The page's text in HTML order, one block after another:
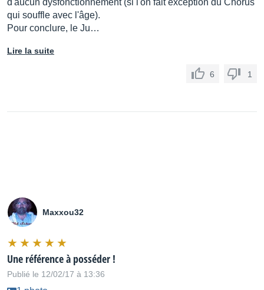
d'aucun dysfonctionnement (si l'on fait exception du Chorus
qui souffle avec l'âge).
Pour conclure, le Ju…
Lire la suite
6 1
Maxxou32
Une référence à posséder !
Publié le 12/02/17 à 13:36